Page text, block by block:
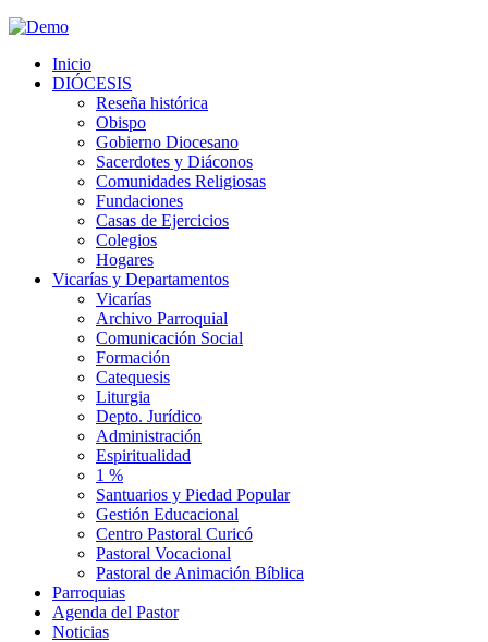
Inicio
DIÓCESIS
Reseña histórica
Obispo
Gobierno Diocesano
Sacerdotes y Diáconos
Comunidades Religiosas
Fundaciones
Casas de Ejercicios
Colegios
Hogares
Vicarías y Departamentos
Vicarías
Archivo Parroquial
Comunicación Social
Formación
Catequesis
Liturgia
Depto. Jurídico
Administración
Espiritualidad
1 %
Santuarios y Piedad Popular
Gestión Educacional
Centro Pastoral Curicó
Pastoral Vocacional
Pastoral de Animación Bíblica
Parroquias
Agenda del Pastor
Noticias